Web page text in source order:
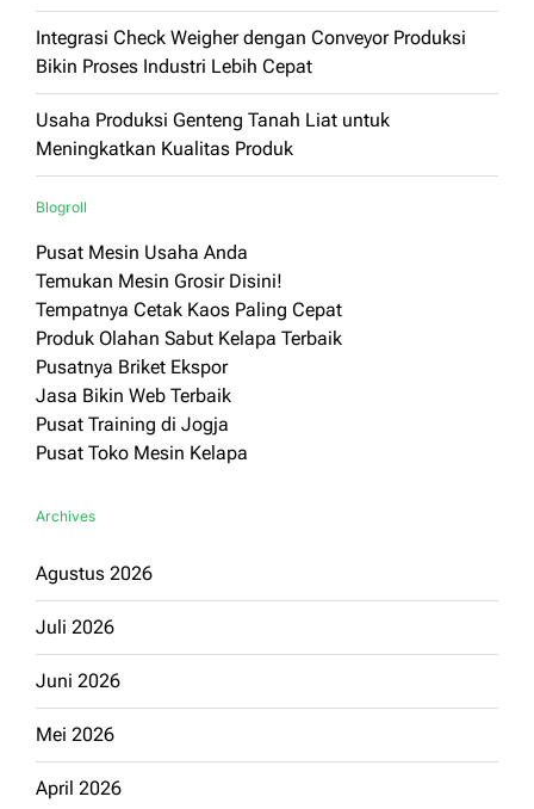
Integrasi Check Weigher dengan Conveyor Produksi
Bikin Proses Industri Lebih Cepat
Usaha Produksi Genteng Tanah Liat untuk
Meningkatkan Kualitas Produk
Blogroll
Pusat Mesin Usaha Anda
Temukan Mesin Grosir Disini!
Tempatnya Cetak Kaos Paling Cepat
Produk Olahan Sabut Kelapa Terbaik
Pusatnya Briket Ekspor
Jasa Bikin Web Terbaik
Pusat Training di Jogja
Pusat Toko Mesin Kelapa
Archives
Agustus 2026
Juli 2026
Juni 2026
Mei 2026
April 2026